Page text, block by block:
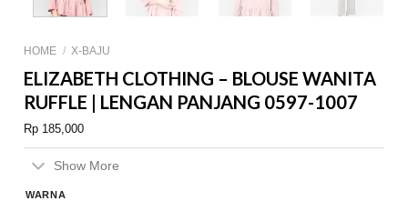
HOME / X-BAJU
ELIZABETH CLOTHING – BLOUSE WANITA
RUFFLE | LENGAN PANJANG 0597-1007
Rp 185,000
Show More
WARNA